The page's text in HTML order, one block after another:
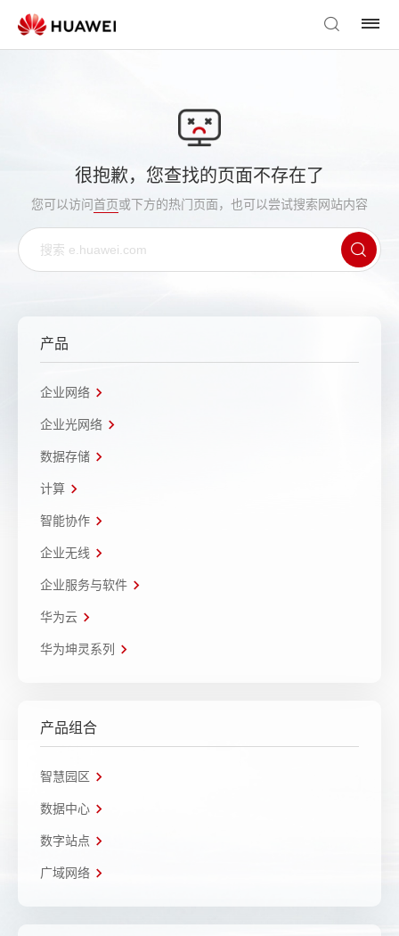
很抱歉，您查找的页面不存在了
您可以访问首页或下方的热门页面，也可以尝试搜索网站内容
产品
企业网络
企业光网络
数据存储
计算
智能协作
企业无线
企业服务与软件
华为云
华为坤灵系列
产品组合
智慧园区
数据中心
数字站点
广域网络